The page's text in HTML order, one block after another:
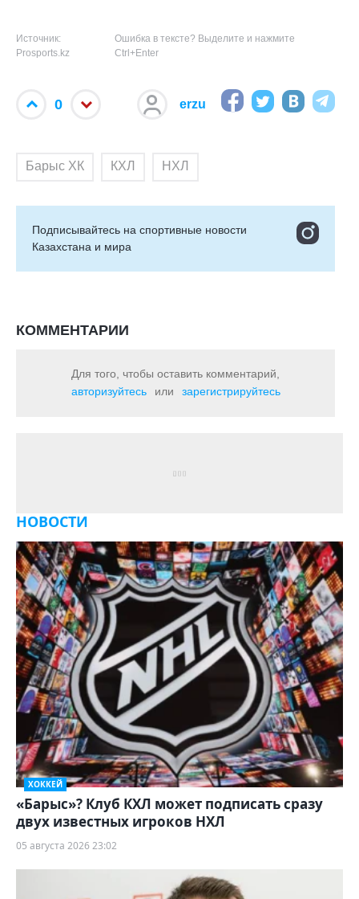
Источник:
Prosports.kz
Ошибка в тексте? Выделите и нажмите
Ctrl+Enter
0 erzu
Барыс ХК КХЛ НХЛ
Подписывайтесь на cпортивные новости
Казахстана и мира
КОММЕНТАРИИ
Для того, чтобы оставить комментарий,
авторизуйтесь
или зарегистрируйтесь
НОВОСТИ
ХОККЕЙ
«Барыс»? Клуб КХЛ может подписать сразу
двух известных игроков НХЛ
05 августа 2026 23:02